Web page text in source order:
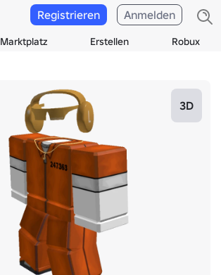
Marktplatz Erstellen Robux
Registrieren Anmelden
3D